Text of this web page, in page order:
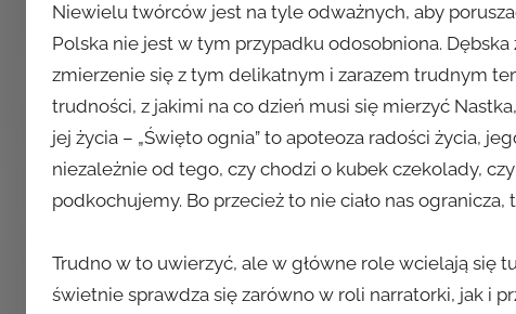
Niewielu twórców jest na tyle odważnych, aby
Polska nie jest w tym przypadku odosobniona. Dębska
zmierzenie się z tym delikatnym i zarazem trudnym
trudności, z jakimi na co dzień musi się mierzyć
jej życia – „Święto ognia” to apoteoza radości życia,
niezależnie od tego, czy chodzi o kubek czekolady,
podkochujemy. Bo przecież to nie ciało nas ogranicza,
Trudno w to uwierzyć, ale w główne role wcielają się
świetnie sprawdza się zarówno w roli narratorki, jak i